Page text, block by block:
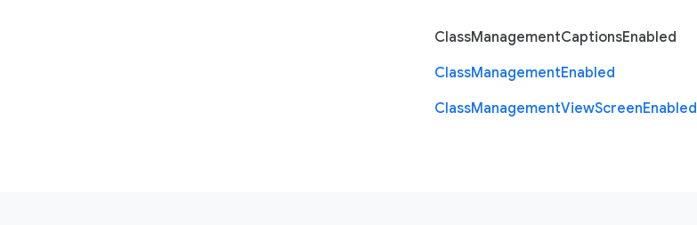
ClassManagementCaptionsEnabled
ClassManagementEnabled
ClassManagementViewScreenEnabled